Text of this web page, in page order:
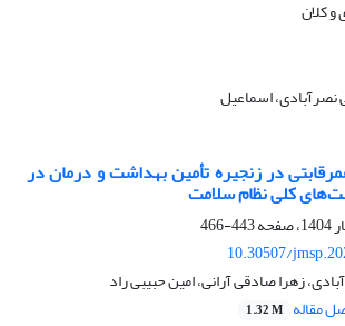
نصرآبادی، اسماعیل
در زنجیره تأمین بهداشت و درمان در
کلی نظام سلامت
443-466
10.30507/
زهرا صادقی آرانی، امین حبیبی راد
مقاله 1.32 M